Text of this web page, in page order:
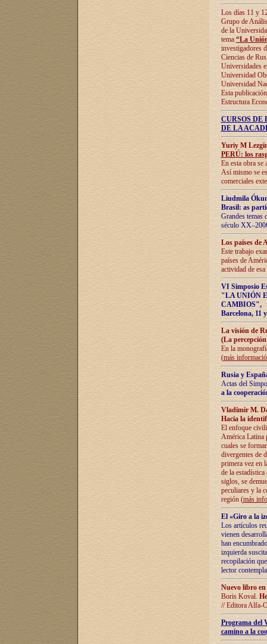
Los días 11 y
Grupo de
de la
tema “La
investigadores
Ciencias de
Universidades
Universidad
Universidad
Esta
Estructura
CURSOS
DE LA
Yuriy M
PERÚ: los
En esta obra se
Así mismo se
comerciales
Liudmila
Brasil: as
Grandes temas
século
Los países de
Este trabajo
países de
actividad de
VI Simposio
"LA UNIÓN
CAMBIOS",
Barcelona, 11
La visión de
(La
En la
(más
Rusia y
Actas del
a la
Vladímir M.
Hacia la
El enfoque
América Latina
cuales se
divergentes de
primera vez en
de la
siglos, se
peculiares y la
región (más
El «Giro a la
Los artículos
vienen
han
izquierda
recopilación
lector
Nuevo libro
Boris Koval.
// Editora Alfa-
Programa del
camino a la